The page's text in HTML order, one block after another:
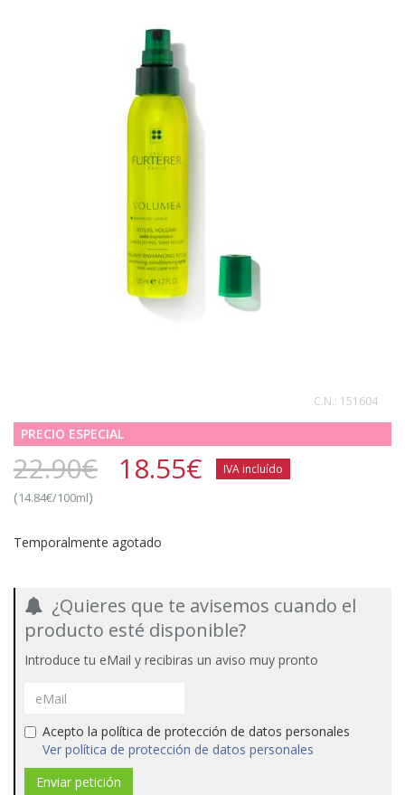
C.N.: 151604
PRECIO ESPECIAL
22.90€ 18.55€ IVA incluído
(14.84€/100ml)
Temporalmente agotado
¿Quieres que te avisemos cuando el
producto esté disponible?
Introduce tu eMail y recibiras un aviso muy pronto
Acepto la política de protección de datos personales
Ver política de protección de datos personales